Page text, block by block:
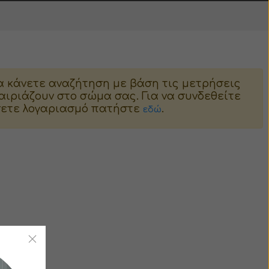
αναζήτηση με βάση τις μετρήσεις
στο σώμα σας. Για να συνδεθείτε
λογαριασμό πατήστε εδώ.